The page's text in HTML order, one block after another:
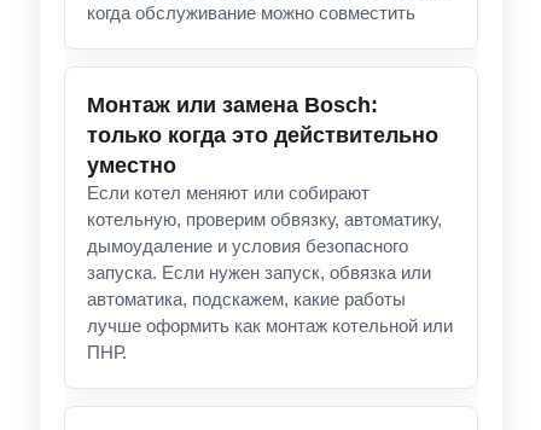
когда обслуживание можно совместить
Монтаж или замена Bosch:
только когда это действительно
уместно
Если котел меняют или собирают
котельную, проверим обвязку, автоматику,
дымоудаление и условия безопасного
запуска. Если нужен запуск, обвязка или
автоматика, подскажем, какие работы
лучше оформить как монтаж котельной или
ПНР.